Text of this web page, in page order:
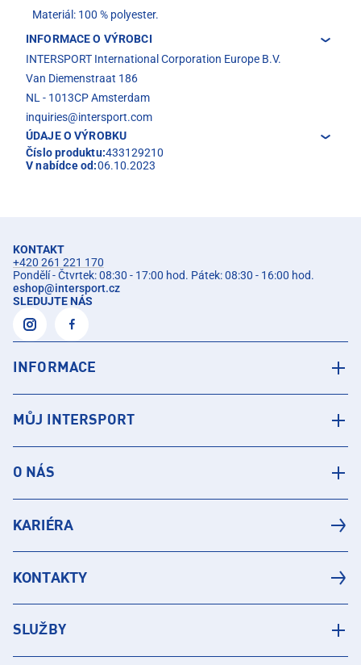
Materiál: 100 % polyester.
INFORMACE O VÝROBCI
INTERSPORT International Corporation Europe B.V.
Van Diemenstraat 186
NL - 1013CP Amsterdam
inquiries@intersport.com
ÚDAJE O VÝROBKU
Číslo produktu:433129210
V nabídce od:06.10.2023
KONTAKT
+420 261 221 170
Pondělí - Čtvrtek: 08:30 - 17:00 hod. Pátek: 08:30 - 16:00 hod.
eshop@intersport.cz
SLEDUJTE NÁS
INFORMACE
MŮJ INTERSPORT
O NÁS
KARIÉRA
KONTAKTY
SLUŽBY